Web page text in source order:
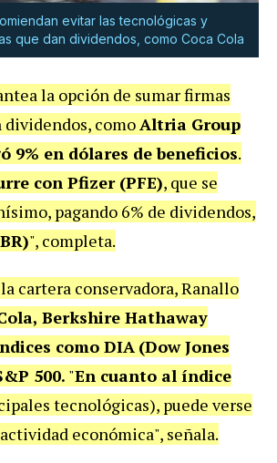
evitar las tecnológicas y
que dan dividendos, como Coca Cola
la opción de sumar firmas
comoAltria Group
9% en dólares de beneficios.
con Pfizer (PFE), que se
pagando 6% de dividendos,
", completa.
cartera conservadora, Ranallo
Berkshire Hathaway
como DIA (Dow Jones
500. "En cuanto al índice
tecnológicas), puede verse
económica", señala.